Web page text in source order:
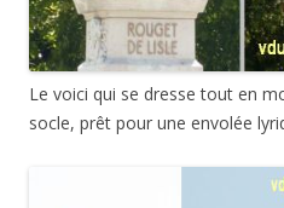
Le voici qui se dresse tout en
socle, prêt pour une envolée